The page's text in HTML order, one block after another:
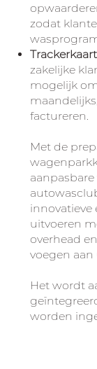
zodat
zakelijke
mogelijk
factureren.
Met de
innovatieve
uitvoeren
overhead
voegen
Het wordt
worden